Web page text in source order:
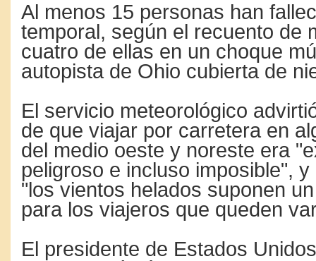
Al menos 15 personas han
temporal, según el recuento de
cuatro de ellas en un choque
autopista de Ohio cubierta de
El servicio meteorológico
de que viajar por carretera en
del medio oeste y noreste era
peligroso e incluso imposible",
"los vientos helados suponen
para los viajeros que queden
El presidente de Estados